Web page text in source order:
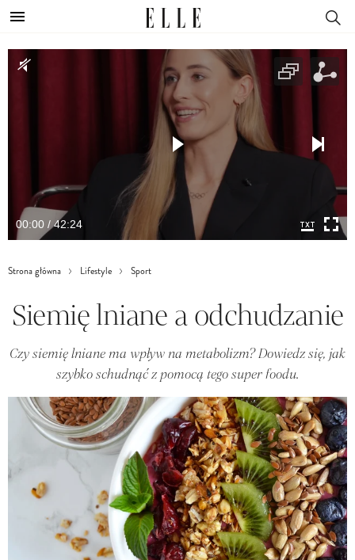
00:00 / 42:24
Strona główna Lifestyle Sport
Siemię lniane a odchudzanie
Czy siemię lniane ma wpływ na metabolizm? Dowiedz się, jak
szybko schudnąć z pomocą tego super foodu.